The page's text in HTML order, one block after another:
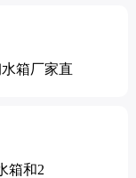
箱厂家直
箱和2